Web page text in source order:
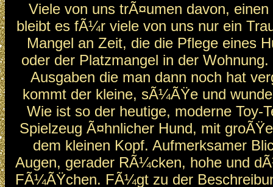
Viele von uns trÃ¤umen davon,
bleibt es fÃ¼r viele von uns nur ein
Mangel an Zeit, die die Pflege eines
oder der Platzmangel in der
Ausgaben die man dann noch hat
kommt der kleine, sÃ¼ÃŸe und
Wie ist so der heutige, moderne Toy-
Spielzeug Ã¤hnlicher Hund, mit
dem kleinen Kopf. Aufmerksamer
Augen, gerader RÃ¼cken, hohe und
FÃ¼ÃŸchen. FÃ¼gt zu der